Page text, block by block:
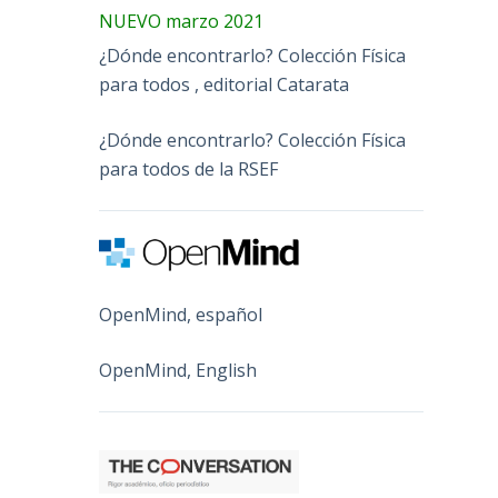
NUEVO marzo 2021
¿Dónde encontrarlo? Colección Física
para todos , editorial Catarata
¿Dónde encontrarlo? Colección Física
para todos de la RSEF
OpenMind, español
OpenMind, English